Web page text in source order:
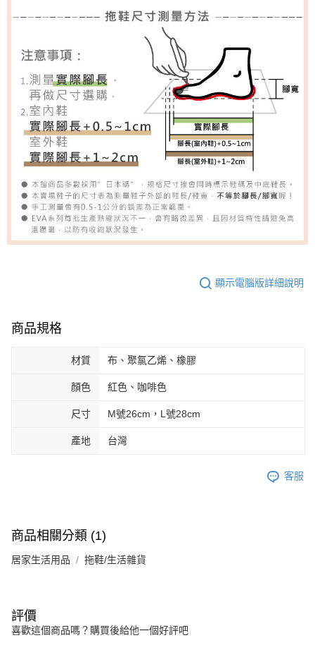
顯示電腦版詳細說明
商品規格
材質 布、聚氯乙烯、橡膠
顏色 紅色、咖啡色
尺寸 M號26cm，L號28cm
產地 台灣
客服
商品相關分類 (1)
居家生活用品 拖鞋/生活雜貨
評價
喜歡這個商品嗎？購買後給他一個好評吧